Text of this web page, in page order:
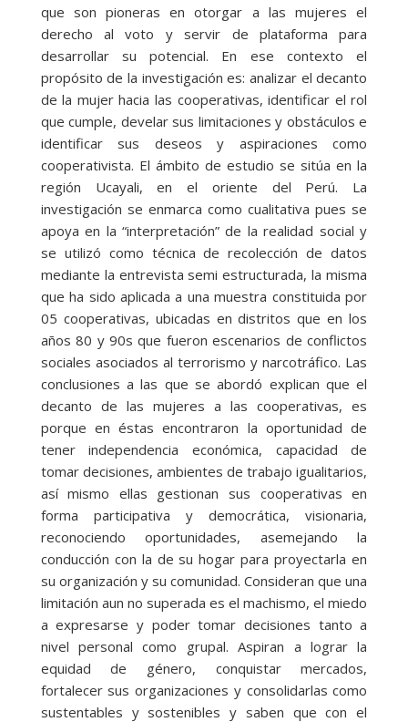
que son pioneras en otorgar a las mujeres el
derecho al voto y servir de plataforma para
desarrollar su potencial. En ese contexto el
propósito de la investigación es: analizar el decanto
de la mujer hacia las cooperativas, identificar el rol
que cumple, develar sus limitaciones y obstáculos e
identificar sus deseos y aspiraciones como
cooperativista. El ámbito de estudio se sitúa en la
región Ucayali, en el oriente del Perú. La
investigación se enmarca como cualitativa pues se
apoya en la “interpretación” de la realidad social y
se utilizó como técnica de recolección de datos
mediante la entrevista semi estructurada, la misma
que ha sido aplicada a una muestra constituida por
05 cooperativas, ubicadas en distritos que en los
años 80 y 90s que fueron escenarios de conflictos
sociales asociados al terrorismo y narcotráfico. Las
conclusiones a las que se abordó explican que el
decanto de las mujeres a las cooperativas, es
porque en éstas encontraron la oportunidad de
tener independencia económica, capacidad de
tomar decisiones, ambientes de trabajo igualitarios,
así mismo ellas gestionan sus cooperativas en
forma participativa y democrática, visionaria,
reconociendo oportunidades, asemejando la
conducción con la de su hogar para proyectarla en
su organización y su comunidad. Consideran que una
limitación aun no superada es el machismo, el miedo
a expresarse y poder tomar decisiones tanto a
nivel personal como grupal. Aspiran a lograr la
equidad de género, conquistar mercados,
fortalecer sus organizaciones y consolidarlas como
sustentables y sostenibles y saben que con el